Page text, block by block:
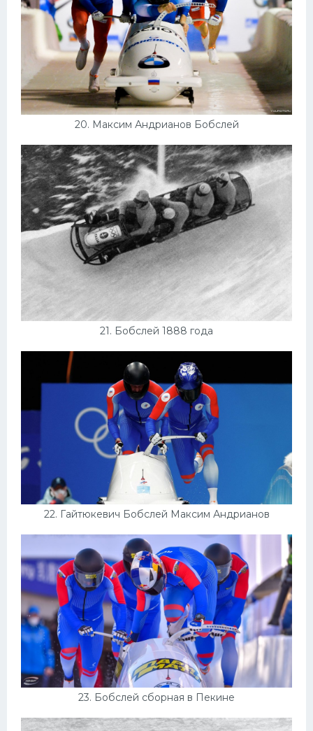
20. Максим Андрианов Бобслей
21. Бобслей 1888 года
22. Гайтюкевич Бобслей Максим Андрианов
23. Бобслей сборная в Пекине